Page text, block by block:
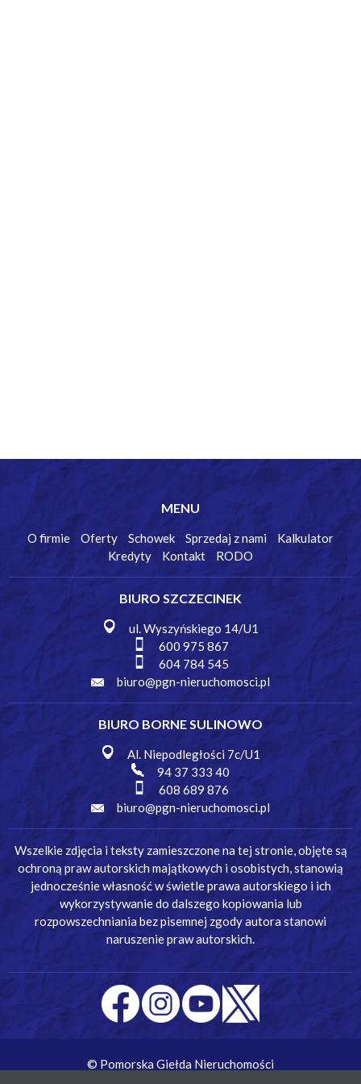
MENU
O firmie Oferty Schowek Sprzedaj z nami
Kalkulator
Kredyty
Kontakt RODO
BIURO SZCZECINEK
ul. Wyszyńskiego 14/U1
600 975 867
604 784 545
biuro@pgn-nieruchomosci.pl
BIURO BORNE SULINOWO
Al. Niepodległości 7c/U1
94 37 333 40
608 689 876
biuro@pgn-nieruchomosci.pl
Wszelkie zdjęcia i teksty zamieszczone na tej stronie, objęte są
ochroną praw autorskich majątkowych i osobistych, stanowią
jednocześnie własność w świetle prawa autorskiego i ich
wykorzystywanie do dalszego kopiowania lub
rozpowszechniania bez pisemnej zgody autora stanowi
naruszenie praw autorskich.
© Pomorska Giełda Nieruchomości